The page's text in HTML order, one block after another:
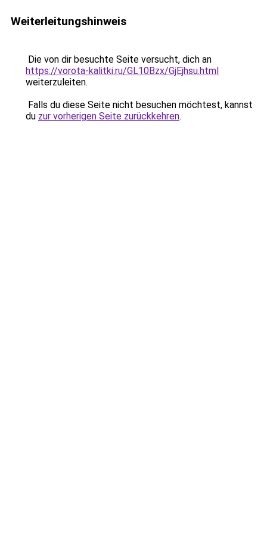
Weiterleitungshinweis
Die von dir besuchte Seite versucht, dich an
https://vorota-kalitki.ru/GL10Bzx/GjEjhsu.html
weiterzuleiten.
Falls du diese Seite nicht besuchen möchtest, kannst
du zur vorherigen Seite zurückkehren.